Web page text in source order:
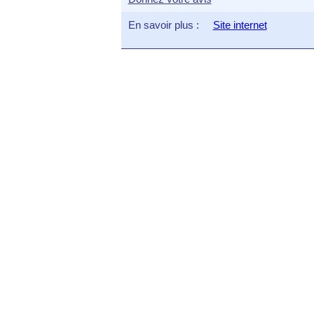
En savoir plus : Site internet